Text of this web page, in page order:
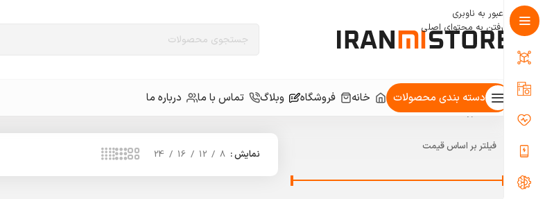
عبور به ناوبری
رفتن به محتوای اصلی
دسته بندی محصولات خانه فروشگاه وبلاگ تماس با ما درباره ما
خانه/فروشگاه/برگه 2
فیلتر بر اساس قیمت
نمایش 8
12
16
24